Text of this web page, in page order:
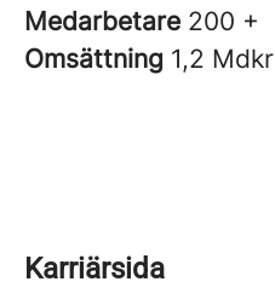
Medarbetare 200 +
Omsättning 1,2 Mdkr
Karriärsida